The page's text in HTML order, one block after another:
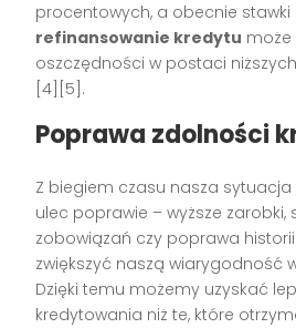
procentowych, a obecnie stawki
refinansowanie kredytu może
oszczędności w postaci
[4][5].
Poprawa zdolności
Z biegiem czasu nasza
ulec poprawie – wyższe zarobki,
zobowiązań czy poprawa
zwiększyć naszą wiarygodność
Dzięki temu możemy uzyskać
kredytowania niż te, które